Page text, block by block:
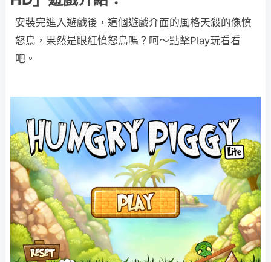
安裝完進入遊戲後，這個遊戲介面的風格天殺的像憤
怒鳥，果然是眼紅憤怒鳥嗎？呵～點擊Play玩看看
吧。